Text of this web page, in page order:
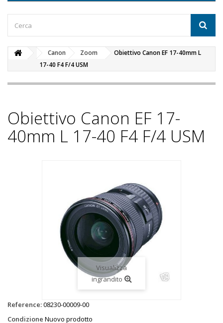
Canon Zoom
Obiettivo Canon EF 17-40mm L
17-40 F4 F/4 USM
Obiettivo Canon EF 17-
40mm L 17-40 F4 F/4 USM
Visualizza
ingrandito
Reference:08230-00009-00
Condizione Nuovo prodotto